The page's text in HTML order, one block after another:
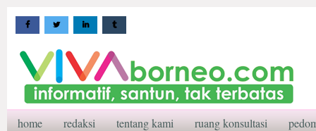
home redaksi tentang kami ruang konsultasi